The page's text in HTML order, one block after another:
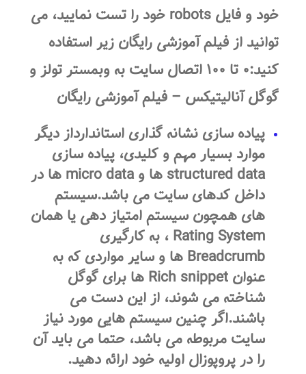
خود و فایل robots خود را تست نمایید، می
توانید از فیلم آموزشی رایگان زیر استفاده
کنید:۰ تا ۱۰۰ اتصال سایت به وبمستر تولز و
گوگل آنالیتیکس – فیلم آموزشی رایگان
پیاده سازی نشانه گذاری استاندارداز دیگر
موارد بسیار مهم و کلیدی، پیاده سازی
structured data ها و micro data ها در
داخل کدهای سایت می باشد.سیستم
های همچون سیستم امتیاز دهی یا همان
Rating System ، به کارگیری
Breadcrumb ها و سایر مواردی که به
عنوان Rich snippet ها برای گوگل
شناخته می شوند، از این دست می
باشند.اگر چنین سیستم هایی مورد نیاز
سایت مربوطه می باشد، حتما می باید آن
را در پروپوزال اولیه خود ارائه دهید.